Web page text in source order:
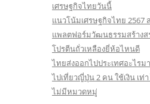
เศรษฐกิจไทยวันนี้
แนวโน้มเศรษฐกิจไทย
แพลตฟอร์มวัฒนธรรมสร้างส
โปรตีนถั่วเหลืองยี่ห้อไหนดี
ไทยส่งออกไปประเทศอะไรม
ไปเที่ยวญี่ปุ่น 2 คน ใช้เงิน เท่
ไม่มีหมวดหมู่